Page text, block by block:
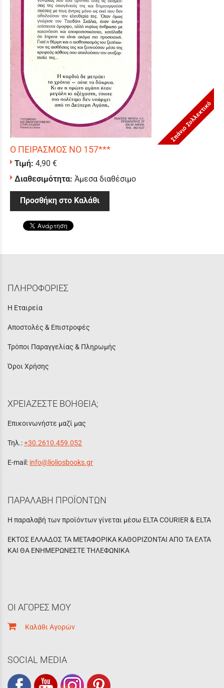
Σπάνιο Συλλεκτικό
Ο ΠΕΙΡΑΣΜΟΣ ΝΟ 157***
Τιμή: 4,90 €
Διαθεσιμότητα: Άμεσα διαθέσιμο
Προσθήκη στο Καλάθι
ΠΛΗΡΟΦΟΡΙΕΣ
Η Εταιρεία
Αποστολές & Επιστροφές
Τρόποι Παραγγελίας & Πληρωμής
Όροι Χρήσης
ΧΡΕΙΑΖΕΣΤΕ ΒΟΗΘΕΙΑ;
Επικοινωνήστε μαζί μας
Τηλ.:+30.2610.459.052
E-mail: info@lioliosbooks.gr
ΠΑΡΑΛΑΒΗ ΠΡΟΪΟΝΤΩΝ
Η παραλαβή των προϊόντων γίνεται μέσω ELTA COURIER & ELTA
ΕΚΤΟΣ ΕΛΛΑΔΟΣ ΤΑ ΜΕΤΑΦΟΡΙΚΑ ΚΑΘΟΡΙΖΟΝΤΑΙ ΑΠΟ ΤΑ ΕΛΤΑ
ΚΑΙ ΘΑ ΕΝΗΜΕΡΩΝΕΣΤΕ ΤΗΛΕΦΩΝΙΚΑ
ΟΙ ΑΓΟΡΕΣ ΜΟΥ
Καλάθι Αγορών
SOCIAL MEDIA